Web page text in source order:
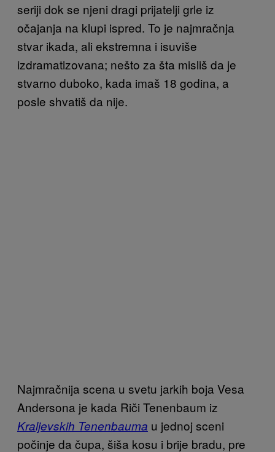
seriji dok se njeni dragi prijatelji grle iz
očajanja na klupi ispred. To je najmračnja
stvar ikada, ali ekstremna i isuviše
izdramatizovana; nešto za šta misliš da je
stvarno duboko, kada imaš 18 godina, a
posle shvatiš da nije.
Najmračnija scena u svetu jarkih boja Vesa
Andersona je kada Riči Tenenbaum iz
Kraljevskih Tenenbauma u jednoj sceni
počinje da čupa, šiša kosu i brije bradu, pre